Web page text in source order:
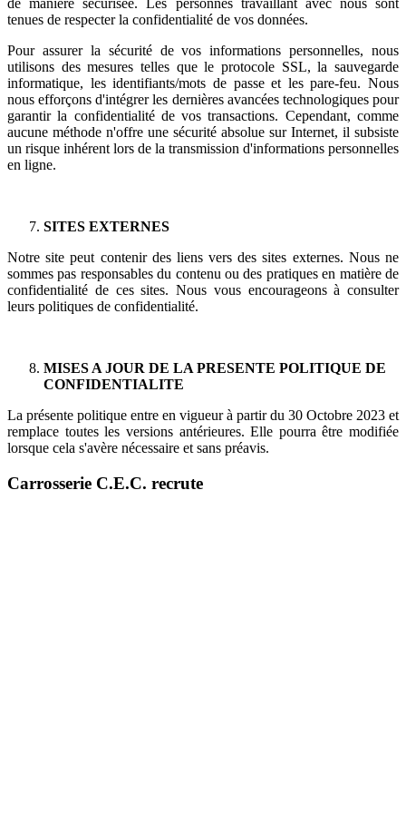
tenues de respecter la confidentialité de vos données.
Pour assurer la sécurité de vos informations personnelles, nous
utilisons des mesures telles que le protocole SSL, la sauvegarde
informatique, les identifiants/mots de passe et les pare-feu. Nous
nous efforçons d'intégrer les dernières avancées technologiques pour
garantir la confidentialité de vos transactions. Cependant, comme
aucune méthode n'offre une sécurité absolue sur Internet, il subsiste
un risque inhérent lors de la transmission d'informations personnelles
en ligne.
SITES EXTERNES
Notre site peut contenir des liens vers des sites externes. Nous ne
sommes pas responsables du contenu ou des pratiques en matière de
confidentialité de ces sites. Nous vous encourageons à consulter
leurs politiques de confidentialité.
MISES A JOUR DE LA PRESENTE POLITIQUE DE
CONFIDENTIALITE
La présente politique entre en vigueur à partir du 30 Octobre 2023 et
remplace toutes les versions antérieures. Elle pourra être modifiée
lorsque cela s'avère nécessaire et sans préavis.
Carrosserie C.E.C. recrute